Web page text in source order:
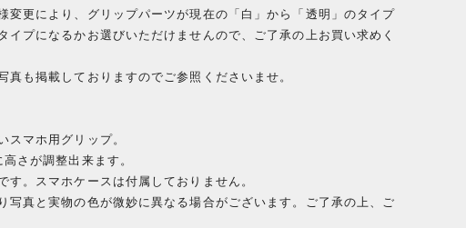
変更により、グリップパーツが現在の「白」から「透明」のタイプ
イプになるかお選びいただけませんので、ご了承の上お買い求めく
真も掲載しておりますのでご参照くださいませ。
スマホ用グリップ。
さが調整出来ます。
。スマホケースは付属しておりません。
写真と実物の色が微妙に異なる場合がございます。ご了承の上、ご